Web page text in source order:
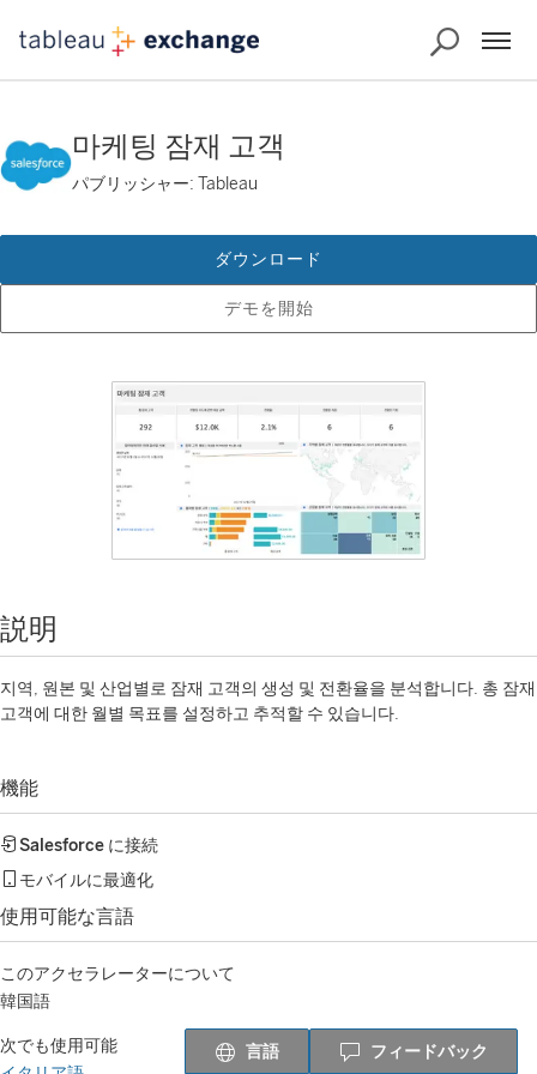
마케팅 잠재 고객
パブリッシャー: Tableau
デモを開始
ダウンロード
説明
지역, 원본 및 산업별로 잠재 고객의 생성 및 전환율을 분석합니다. 총 잠재
고객에 대한 월별 목표를 설정하고 추적할 수 있습니다.
機能
Salesforce に接続
モバイルに最適化
使用可能な言語
このアクセラレーターについて
韓国語
次でも使用可能
言語 フィードバック